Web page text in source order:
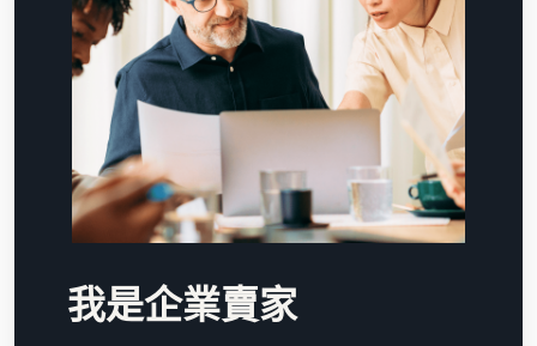
我是企業賣家